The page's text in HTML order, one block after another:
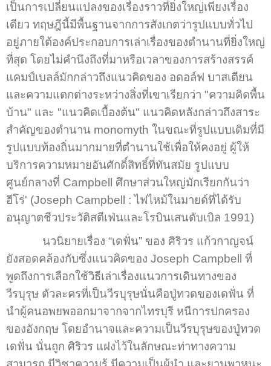
เป็นการเปลี่ยนแปลงของเรื่องราวที่ยิ่งใหญ่เพียงเรื่อง
เดียว ทฤษฎีนี้มีพื้นฐานจากการสังเกตว่ารูปแบบทั่วไป
อยู่ภายใต้องค์ประกอบการเล่าเรื่องของตำนานที่ยิ่งใหญ่
ที่สุด โดยไม่คำนึงถึงที่มาหรือเวลาของการสร้างสรรค์
แคมป์เบลล์มักกล่าวถึงแนวคิดของ อดอล์ฟ บาสเตียน
และความแตกต่างระหว่างสิ่งที่เขาเรียกว่า "ความคิดพื้น
บ้าน" และ "แนวคิดเบื้องต้น" แนวคิดหลังกล่าวถึงสาระ
สำคัญของตำนาน monomyth ในขณะที่รูปแบบเดิมที่มี
รูปแบบท้องถิ่นมากมายที่ตำนานใช้เพื่อให้คงอยู่ ผู้ให้
บริการความหมายอันศักดิ์สิทธิ์ที่ทันสมัย รูปแบบ
ศูนย์กลางที่ Campbell ศึกษาส่วนใหญ่มักเรียกกันว่า
ฮีโร่' (Joseph Campbell : ไฟไหม้ในมายด์ที่ได้รับ
อนุญาตชีวประวัติสตีเฟ่นและโรบินเสนดับเบิล 1991)
นวนิยายเรื่อง “เดฟั่น” ของ ศิริวร แก้วกาญจน์
ยังสอดคล้องกับซึ่งแนวคิดของ Joseph Campbell ที่
พูดถึงการเลือกใช้วิธีเล่าเรื่องแนวการเดินทางของ
วีรบุรุษ ตัวละครที่เป็นวีรบุรุษนั่นคือปู่ทวดของเดฟั่น ที่
นำผู้คนอพยพออกมาจากจากไทรบุรี หนีการปกครอง
ของอังกฤษ โดยอำนาจและความเป็นวีรบุรุษของปู่ทวด
เดฟั่น นั่นถูก ศิริวร แฝงไว้ในลักษณะท่าทางความ